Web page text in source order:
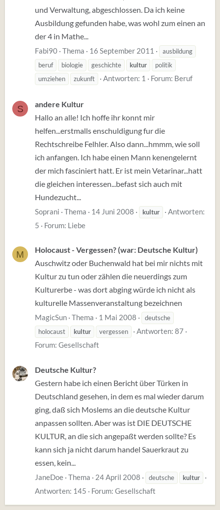
und Verwaltung, abgeschlossen. Da ich keine
Ausbildung gefunden habe, was wohl zum einen an
der 4 in Mathe...
Fabi90 Thema 16 September 2011
ausbildung
beruf
biologie geschichte kultur
politik
umziehen
zukunft Antworten: 1 Forum: Beruf
S
andere Kultur
Hallo an alle! Ich hoffe ihr konnt mir
helfen...erstmalls enschuldigung fur die
Rechtschreibe Felhler. Also dann...hmmm, wie soll
ich anfangen. Ich habe einen Mann kenengelernt
der mich fasciniert hatt. Er ist mein Vetarinar...hatt
die gleichen interessen...befast sich auch mit
Hundezucht...
Soprani Thema 14 Juni 2008 kultur
Antworten:
5
Forum: Liebe
M
Holocaust - Vergessen? (war: Deutsche Kultur)
Auschwitz oder Buchenwald hat bei mir nichts mit
Kultur zu tun oder zählen die neuerdings zum
Kulturerbe - was dort abging würde ich nicht als
kulturelle Massenveranstaltung bezeichnen
MagicSun Thema 1 Mai 2008
deutsche
holocaust
kultur vergessen
Antworten: 87
Forum: Gesellschaft
Deutsche Kultur?
Gestern habe ich einen Bericht über Türken in
Deutschland gesehen, in dem es mal wieder darum
ging, daß sich Moslems an die deutsche Kultur
anpassen sollten. Aber was ist DIE DEUTSCHE
KULTUR, an die sich angepaßt werden sollte? Es
kann sich ja nicht darum handel Sauerkraut zu
essen, kein...
JaneDoe Thema 24 April 2008 deutsche kultur
Antworten: 145 Forum: Gesellschaft